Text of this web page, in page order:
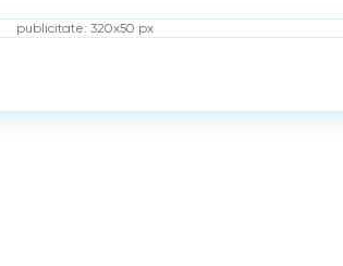
publicitate: 320x50 px